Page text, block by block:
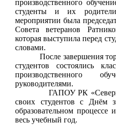
производственного
студенты и их
мероприятии была
Совета ветеранов
которая выступила перед
словами.
После завершения
студентов состоялись
производственного
руководителями.
ГАПОУ РК
своих студентов с Днём
образовательном процессе
весь учебный год.